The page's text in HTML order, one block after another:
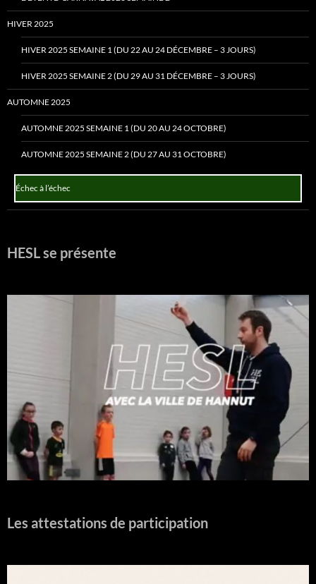
HIVER 2025
HIVER 2025 SEMAINE 1 (DU 22 AU 24 DÉCEMBRE – 3 JOURS)
HIVER 2025 SEMAINE 2 (DU 29 AU 31 DÉCEMBRE – 3 JOURS)
AUTOMNE 2025
AUTOMNE 2025 SEMAINE 1 (DU 20 AU 24 OCTOBRE)
AUTOMNE 2025 SEMAINE 2 (DU 27 AU 31 OCTOBRE)
Échec à l’échec
HESL se présente
Les attestations de participation